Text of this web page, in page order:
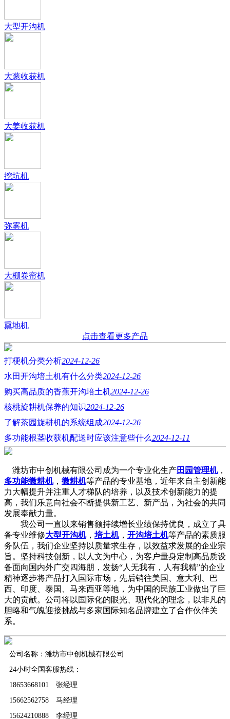
大型开沟机
大葱收获机
大姜收获机
挖坑机
弥雾机
大棚卷帘机
熏地机
点击查看更多产品
打梗机分类分析2024-12-26
水田开沟培土机有什么分类2024-12-26
购买高品质的香蕉开沟培土机2024-12-26
核桃旋耕机保养的知识2024-12-26
了解茶园旋耕机的系统组成2024-12-26
多功能根茎收获机配送时应该注意些什么2024-12-11
潍坊市中创机械有限公司成为一个专业化生产田园管理机，
多功能微耕机， 微耕机等产品的专业基地，近年来自主创新能
力大幅提升并注重人才梯队的培养，以及技术创新能力的提
高，我们乐意向社会不断提供新工艺、新产品，为社会的共同
发展奉献力量。
我公司一直以来销售额持续增长业绩保持优良，成立了具
备专业维修大型开沟机， 培土机， 开沟培土机等产品的素质服
务队伍，我们企业坚持以质量求生存，以效益求发展的企业宗
旨。坚持科技创新，以人文为中心，为客户量身定制高品质设
备面向国内外广交四海朋，发扬“人无我有，人有我精”的企业
精神逐步将产品打入国际市场，先后销往美国、意大利、巴
西、印度、泰国、马来西亚等地，为中国的民族工业做出了巨
大的贡献。公司将以国际化的眼光、现代化的理念，以非凡的
胆略和气魄迎接挑战与多家国际知名品牌建立了合作伙伴关
系。
公司名称：潍坊市中创机械有限公司
24小时全国客服热线：
18653668101 张经理
15662562758 马经理
15624210888 李经理